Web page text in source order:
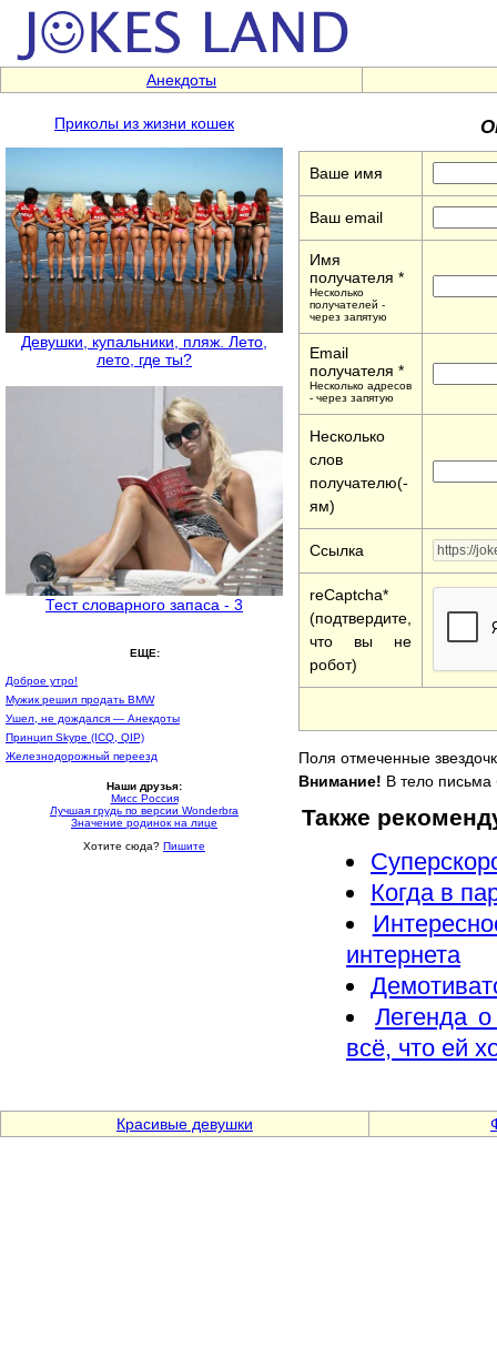
Анекдоты
Приколы из жизни кошек
Девушки, купальники, пляж. Лето,
лето, где ты?
Тест словарного запаса - 3
ЕЩЕ:
Доброе утро!
Мужик решил продать ВМW
Ушел, не дождался — Анекдоты
Принцип Skype (ICQ, QIP)
Железнодорожный переезд
Наши друзья:
Мисс Россия
Лучшая грудь по версии Wonderbra
Значение родинок на лице
Хотите сюда? Пишите
Ваше имя
Ваш email
Имя
получателя *
Несколько
получателей -
через запятую
Email
получателя *
Несколько адресов
- через запятую
Несколько
слов
получателю(-
ям)
Ссылка
reCaptcha*
(подтвердите,
что вы не
робот)
Поля отмеченные
Внимание! В тело письма
Также
Когда в
интернета
Легенда
всё, что ей
Красивые девушки